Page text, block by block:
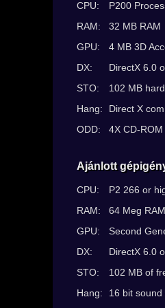
CPU:
P200
RAM:
32 MB RAM
GPU:
4 MB 3D
DX:
DirectX 6.0
STO:
102 MB
Hang:
Direct X
ODD:
4X CD-
Ajánlott
CPU:
P2 266 or
RAM:
64 Meg
GPU:
Second
DX:
DirectX 6.0
STO:
102 MB of
Hang:
16 bit